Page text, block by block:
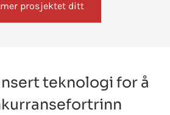
prosjektet ditt
teknologi for å